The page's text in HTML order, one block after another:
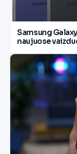
Samsung
naujuose